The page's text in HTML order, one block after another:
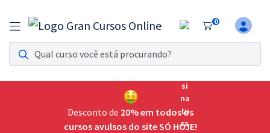
0
Assinatura Ilimitada 11
Acesso a todos os cursos. Teste grátis por 7 dias!
Assinatura OAB Até Passar
Acesso ilimitado a toda preparação para o Exame da
Desconto de 20% em todos os
cursos avulsos do site SÓ HOJE!